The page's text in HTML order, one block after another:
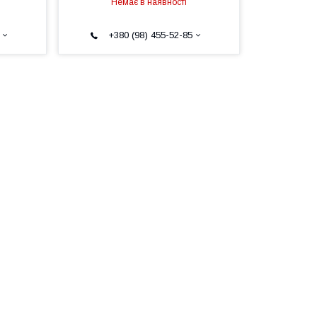
Немає в наявності
+380 (98) 455-52-85